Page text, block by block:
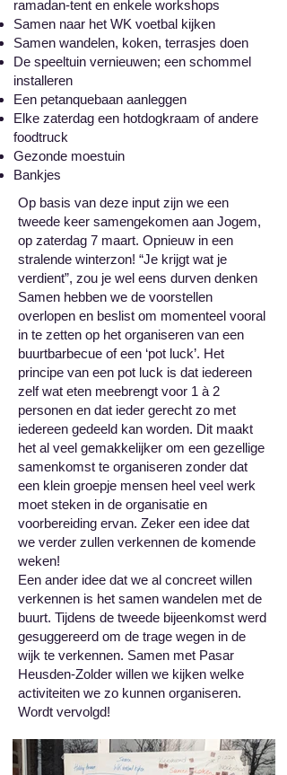
ramadan-tent en enkele workshops
Samen naar het WK voetbal kijken
Samen wandelen, koken, terrasjes doen
De speeltuin vernieuwen; een schommel
installeren
Een petanquebaan aanleggen
Elke zaterdag een hotdogkraam of andere
foodtruck
Gezonde moestuin
Bankjes
Op basis van deze input zijn we een
tweede keer samengekomen aan Jogem,
op zaterdag 7 maart. Opnieuw in een
stralende winterzon! “Je krijgt wat je
verdient”, zou je wel eens durven denken
Samen hebben we de voorstellen
overlopen en beslist om momenteel vooral
in te zetten op het organiseren van een
buurtbarbecue of een ‘pot luck’. Het
principe van een pot luck is dat iedereen
zelf wat eten meebrengt voor 1 à 2
personen en dat ieder gerecht zo met
iedereen gedeeld kan worden. Dit maakt
het al veel gemakkelijker om een gezellige
samenkomst te organiseren zonder dat
een klein groepje mensen heel veel werk
moet steken in de organisatie en
voorbereiding ervan. Zeker een idee dat
we verder zullen verkennen de komende
weken!
Een ander idee dat we al concreet willen
verkennen is het samen wandelen met de
buurt. Tijdens de tweede bijeenkomst werd
gesuggereerd om de trage wegen in de
wijk te verkennen. Samen met Pasar
Heusden-Zolder willen we kijken welke
activiteiten we zo kunnen organiseren.
Wordt vervolgd!